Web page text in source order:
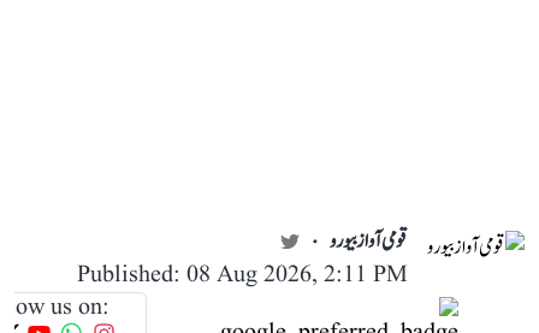
قومی آواز بیورو
Published: 08 Aug 2026, 2:11 PM
us on: